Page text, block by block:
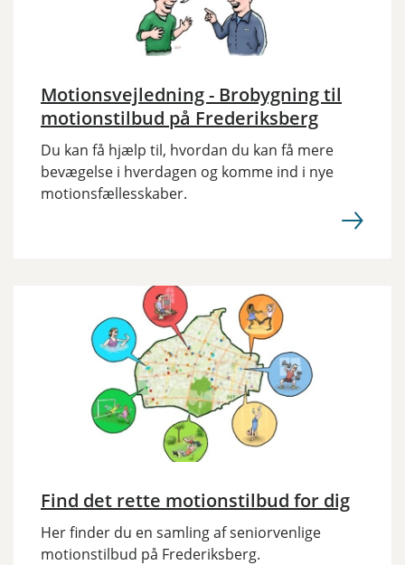
Motionsvejledning - Brobygning til
motionstilbud på Frederiksberg
Du kan få hjælp til, hvordan du kan få mere
bevægelse i hverdagen og komme ind i nye
motionsfællesskaber.
Find det rette motionstilbud for dig
Her finder du en samling af seniorvenlige
motionstilbud på Frederiksberg.